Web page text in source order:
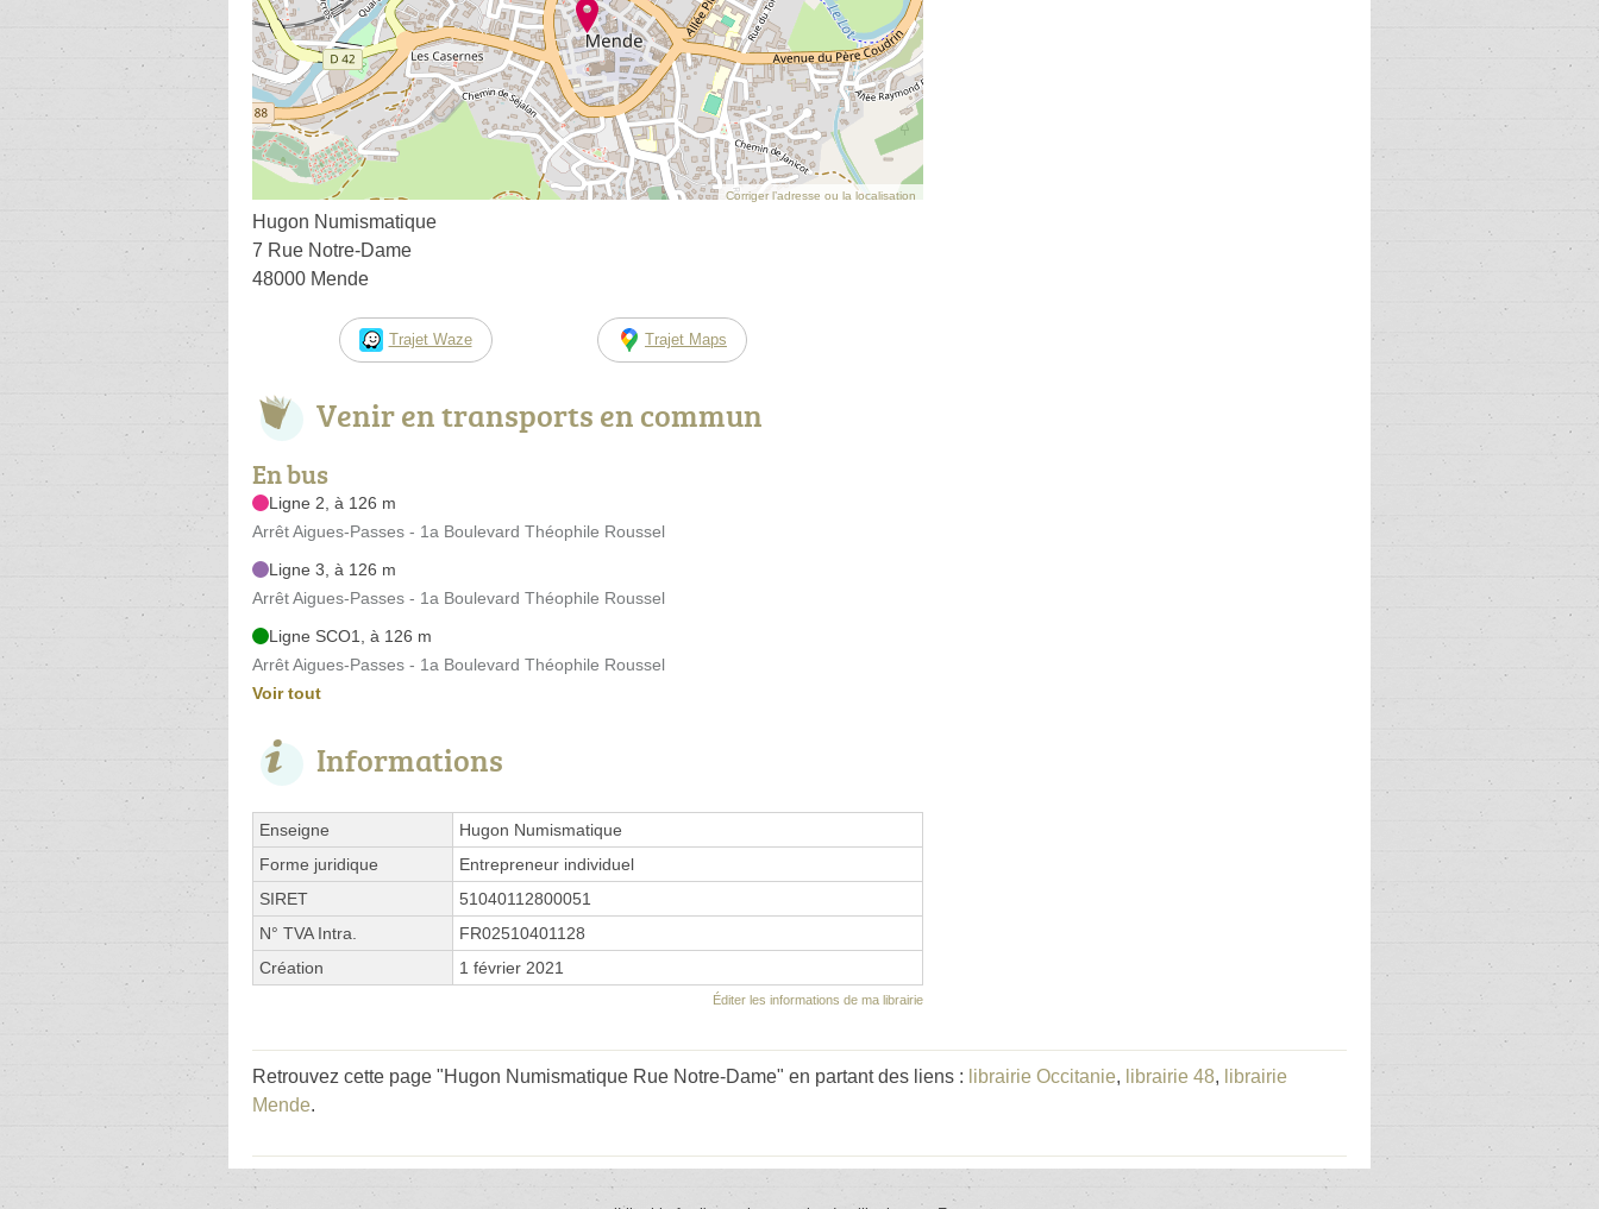
Corriger l’adresse ou la localisation
Hugon Numismatique
7 Rue Notre-Dame
48000 Mende
Trajet Waze Trajet Maps
Venir en transports en commun
En bus
Ligne 2, à 126 m
Arrêt Aigues-Passes - 1a Boulevard Théophile Roussel
Ligne 3, à 126 m
Arrêt Aigues-Passes - 1a Boulevard Théophile Roussel
Ligne SCO1, à 126 m
Arrêt Aigues-Passes - 1a Boulevard Théophile Roussel
Voir tout
Informations
Enseigne
Hugon Numismatique
Forme juridique
Entrepreneur individuel
SIRET
51040112800051
N° TVA Intra.
FR02510401128
Création
1 février 2021
Éditer les informations de ma librairie
Retrouvez cette page "Hugon Numismatique Rue Notre-Dame" en partant des liens : librairie Occitanie, librairie 48, librairie
Mende.